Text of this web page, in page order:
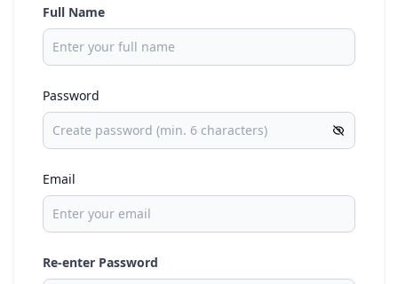
Full Name
Password
Email
Re-enter Password